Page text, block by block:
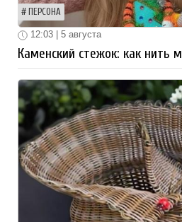
ПЕРСОНА
12:03 | 5 августа
Каменский стежок: как нить